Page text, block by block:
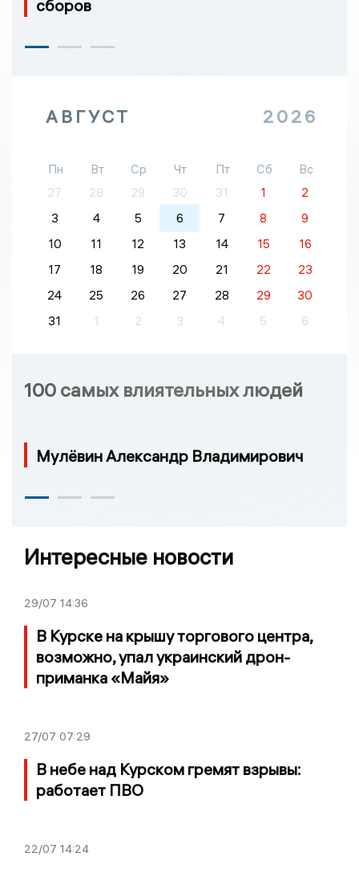
сборов
АВГУСТ 2026
Пн Вт Ср Чт Пт Сб
Вс
27
28 29 30 31 1
2
3
4 5 6 7 8
9
10
11 12 13 14 15
16
17
18 19 20 21 22
23
24
25 26 27 28 29
30
31
1 2 3 4 5 6
100 самых влиятельных людей
Мулёвин Александр Владимирович
Интересные новости
29/07 14:36
В Курске на крышу торгового центра,
возможно, упал украинский дрон-
приманка «Майя»
27/07 07:29
В небе над Курском гремят взрывы:
работает ПВО
22/07 14:24